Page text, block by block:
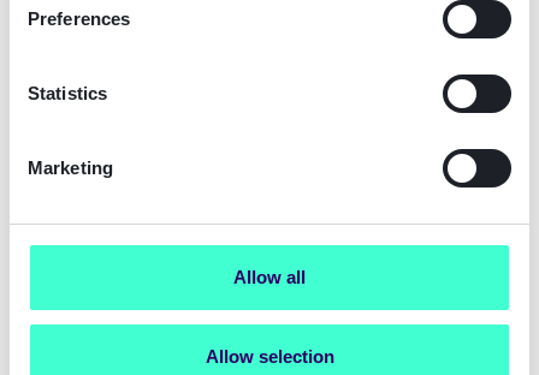
Preferences
Statistics
Marketing
Allow all
Allow selection
maan tulevan EU:n digitaalisen
sähköistä tunnistetta ja käsittelee vuosittain yli
rajapinnan tämän monimutkaisuuden hallintaan.
suurelle markkina-alueelle ja valmistaa
nykyiset ID Austria- ja eAusweise-sovellukset
avoimen lähdekoodin Valera-